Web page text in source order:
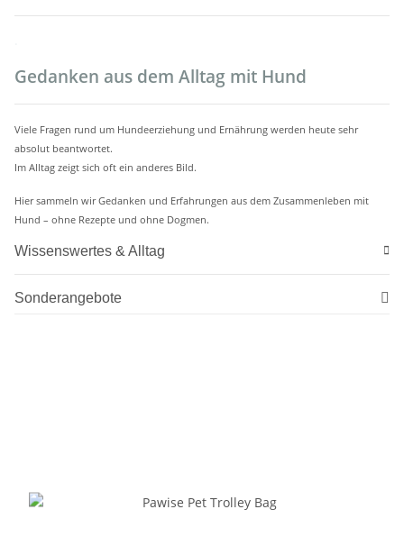
Gedanken aus dem Alltag mit Hund
Viele Fragen rund um Hundeerziehung und Ernährung werden heute sehr
absolut beantwortet.
Im Alltag zeigt sich oft ein anderes Bild.
Hier sammeln wir Gedanken und Erfahrungen aus dem Zusammenleben mit
Hund – ohne Rezepte und ohne Dogmen.
Wissenswertes & Alltag
Sonderangebote